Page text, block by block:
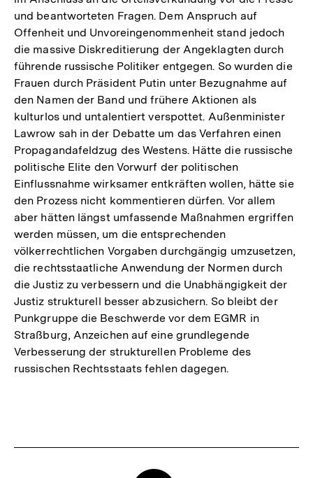
und beantworteten Fragen. Dem Anspruch auf
Offenheit und Unvoreingenommenheit stand jedoch
die massive Diskreditierung der Angeklagten durch
führende russische Politiker entgegen. So wurden die
Frauen durch Präsident Putin unter Bezugnahme auf
den Namen der Band und frühere Aktionen als
kulturlos und untalentiert verspottet. Außenminister
Lawrow sah in der Debatte um das Verfahren einen
Propagandafeldzug des Westens. Hätte die russische
politische Elite den Vorwurf der politischen
Einflussnahme wirksamer entkräften wollen, hätte sie
den Prozess nicht kommentieren dürfen. Vor allem
aber hätten längst umfassende Maßnahmen ergriffen
werden müssen, um die entsprechenden
völkerrechtlichen Vorgaben durchgängig umzusetzen,
die rechtsstaatliche Anwendung der Normen durch
die Justiz zu verbessern und die Unabhängigkeit der
Justiz strukturell besser abzusichern. So bleibt der
Punkgruppe die Beschwerde vor dem EGMR in
Straßburg, Anzeichen auf eine grundlegende
Verbesserung der strukturellen Probleme des
russischen Rechtsstaats fehlen dagegen.